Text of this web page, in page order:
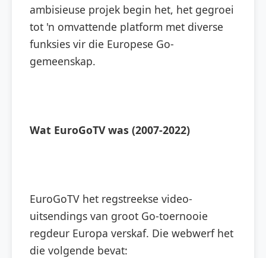
ambisieuse projek begin het, het gegroei
tot 'n omvattende platform met diverse
funksies vir die Europese Go-
gemeenskap.
Wat EuroGoTV was (2007-2022)
EuroGoTV het regstreekse video-
uitsendings van groot Go-toernooie
regdeur Europa verskaf. Die webwerf het
die volgende bevat: